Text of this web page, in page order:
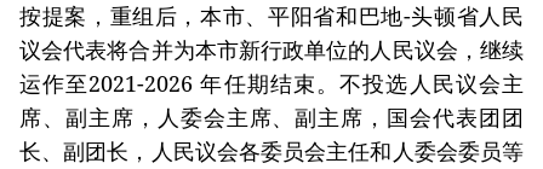
按提案，重组后，本市、平阳省和巴地-头顿省人民
议会代表将合并为本市新行政单位的人民议会，继续
运作至2021-2026 年任期结束。不投选人民议会主
席、副主席，人委会主席、副主席，国会代表团团
长、副团长，人民议会各委员会主任和人委会委员等